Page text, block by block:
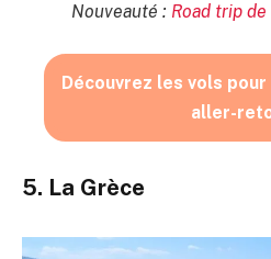
Nouveauté : Road trip
Découvrez les vols
aller-
5. La Grèce